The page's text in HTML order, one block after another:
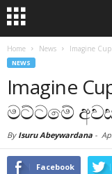
Home News Imagine
NEWS
Imagine
මට්ටමේ
By Isuru Abeywardana -
Facebook